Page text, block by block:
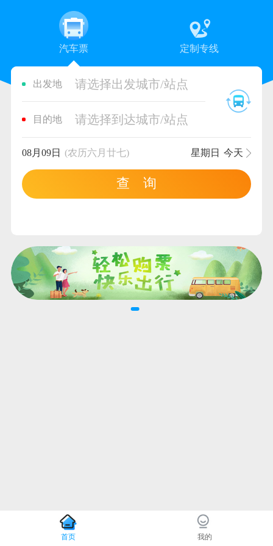
汽车票 定制专线
出发地 请选择出发城市/站点
目的地 请选择到达城市/站点
08月09日 (农历六月廿七) 星期日 今天
查 询
首页 我的